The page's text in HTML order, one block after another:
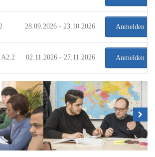
28.09.2026 - 23.10.2026 Anmelden
02.11.2026 - 27.11.2026 Anmelden